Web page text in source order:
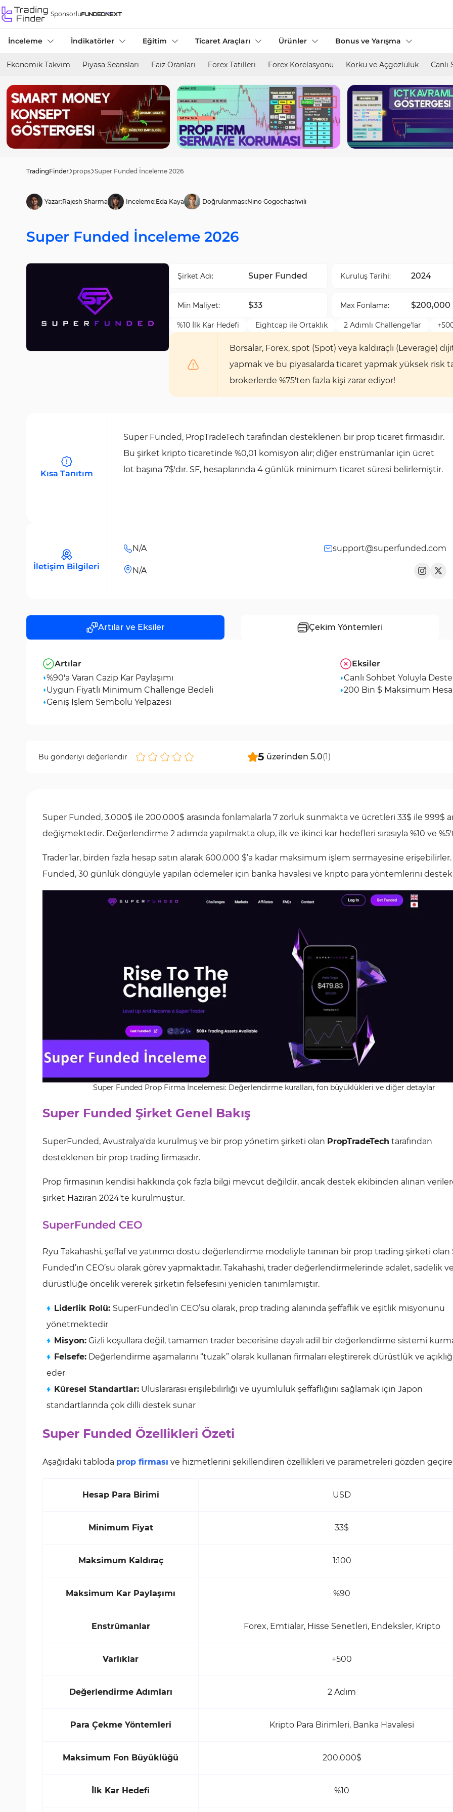
Sponsorlu
İnceleme İndikatörler Eğitim Ticaret Araçları Ürünler Bonus ve Yarışma
Ekonomik Takvim Piyasa Seansları Faiz Oranları Forex Tatilleri Forex Korelasyonu Korku ve Açgözlülük Canlı
TradingFinder props Super Funded İnceleme 2026
Yazar:Rajesh Sharma İnceleme:Eda Kaya Doğrulanması:Nino Gogochashvili
Super Funded İnceleme 2026
Şirket Adı: Super Funded Kuruluş Tarihi: 2024
Min Maliyet: $33 Max Fonlama: $200,000
%10 İlk Kar Hedefi Eightcap ile Ortaklık 2 Adımlı Challenge'lar
Borsalar, Forex, spot (Spot) veya kaldıraçlı (Leverage)
yapmak ve bu piyasalarda ticaret yapmak yüksek risk
brokerlerde %75'ten fazla kişi zarar ediyor!
Kısa Tanıtım
Super Funded, PropTradeTech tarafından desteklenen bir prop ticaret firmasıdır.
Bu şirket kripto ticaretinde %0,01 komisyon alır; diğer enstrümanlar için ücret
lot başına 7$'dır. SF, hesaplarında 4 günlük minimum ticaret süresi belirlemiştir.
İletişim Bilgileri
N/A support@superfunded.com
N/A
Artılar ve Eksiler Çekim Yöntemleri
Artılar
%90'a Varan Cazip Kar Paylaşımı
Uygun Fiyatlı Minimum Challenge Bedeli
Geniş İşlem Sembolü Yelpazesi
Eksiler
Canlı Sohbet Yoluyla
200 Bin $ Maksimum
5 üzerinden 5.0(1)
Bu gönderiyi değerlendir
Super Funded, 3.000$ ile 200.000$ arasında fonlamalarla 7 zorluk sunmakta ve ücretleri 33$ ile 999$
değişmektedir. Değerlendirme 2 adımda yapılmakta olup, ilk ve ikinci kar hedefleri sırasıyla %10 ve
Trader’lar, birden fazla hesap satın alarak 600.000 $’a kadar maksimum işlem sermayesine
Funded, 30 günlük döngüyle yapılan ödemeler için banka havalesi ve kripto para yöntemlerini
Super Funded Prop Firma İncelemesi: Değerlendirme kuralları, fon büyüklükleri ve diğer detaylar
Super Funded Şirket Genel Bakış
SuperFunded, Avustralya'da kurulmuş ve bir prop yönetim şirketi olan PropTradeTech tarafından
desteklenen bir prop trading firmasıdır.
Prop firmasının kendisi hakkında çok fazla bilgi mevcut değildir, ancak destek ekibinden alınan
şirket Haziran 2024'te kurulmuştur.
SuperFunded CEO
Ryu Takahashi, şeffaf ve yatırımcı dostu değerlendirme modeliyle tanınan bir prop trading şirketi olan
Funded’ın CEO’su olarak görev yapmaktadır. Takahashi, trader değerlendirmelerinde adalet, sadelik ve
dürüstlüğe öncelik vererek şirketin felsefesini yeniden tanımlamıştır.
Liderlik Rolü: SuperFunded’ın CEO’su olarak, prop trading alanında şeffaflık ve eşitlik misyonunu
yönetmektedir
Misyon: Gizli koşullara değil, tamamen trader becerisine dayalı adil bir değerlendirme sistemi
Felsefe: Değerlendirme aşamalarını “tuzak” olarak kullanan firmaları eleştirerek dürüstlük ve
eder
Küresel Standartlar: Uluslararası erişilebilirliği ve uyumluluk şeffaflığını sağlamak için Japon
standartlarında çok dilli destek sunar
Super Funded Özellikleri Özeti
Aşağıdaki tabloda prop firması ve hizmetlerini şekillendiren özellikleri ve parametreleri gözden
Hesap Para Birimi USD
Minimum Fiyat 33$
Maksimum Kaldıraç 1:100
Maksimum Kar Paylaşımı %90
Enstrümanlar Forex, Emtialar, Hisse Senetleri, Endeksler, Kripto
Varlıklar +500
Değerlendirme Adımları 2 Adım
Para Çekme Yöntemleri Kripto Para Birimleri, Banka Havalesi
Maksimum Fon Büyüklüğü 200.000$
İlk Kar Hedefi %10